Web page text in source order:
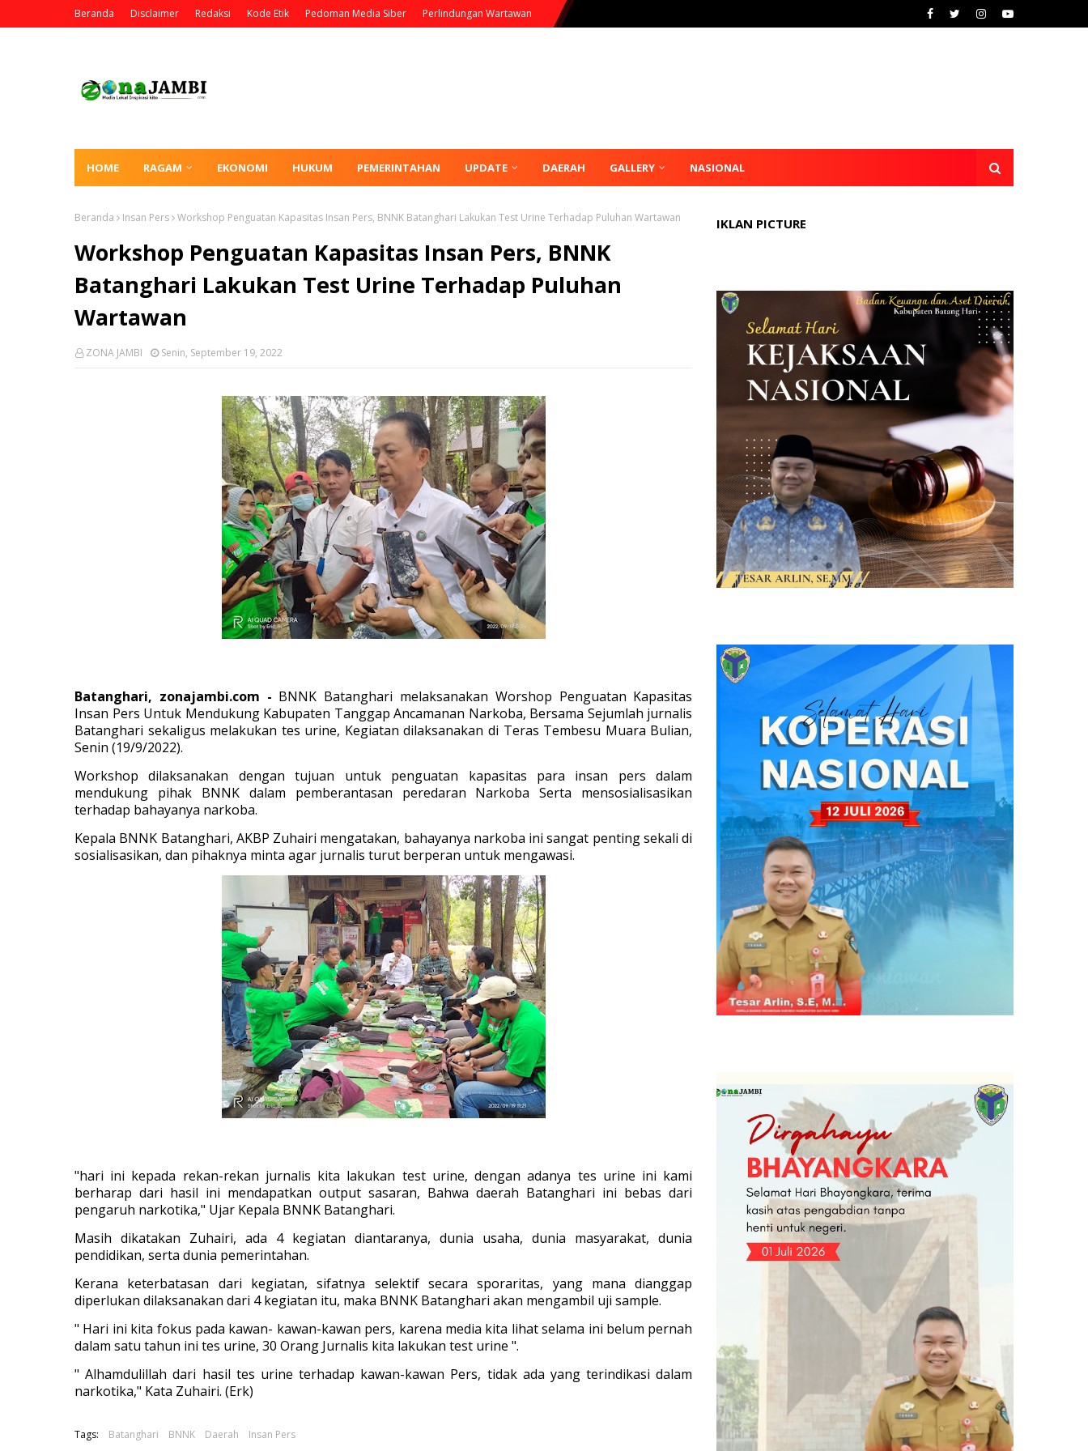
Beranda Disclaimer Redaksi Kode Etik Pedoman Media Siber Perlindungan Wartawan
HOME RAGAM EKONOMI HUKUM PEMERINTAHAN UPDATE DAERAH GALLERY NASIONAL
Beranda Insan Pers Workshop Penguatan Kapasitas Insan Pers, BNNK Batanghari Lakukan Test Urine Terhadap Puluhan Wartawan
Workshop Penguatan Kapasitas Insan Pers, BNNK
Batanghari Lakukan Test Urine Terhadap Puluhan
Wartawan
ZONA JAMBI Senin, September 19, 2022
Batanghari, zonajambi.com - BNNK Batanghari melaksanakan Worshop Penguatan Kapasitas
Insan Pers Untuk Mendukung Kabupaten Tanggap Ancamanan Narkoba, Bersama Sejumlah jurnalis
Batanghari sekaligus melakukan tes urine, Kegiatan dilaksanakan di Teras Tembesu Muara Bulian,
Senin (19/9/2022).
Workshop dilaksanakan dengan tujuan untuk penguatan kapasitas para insan pers dalam
mendukung pihak BNNK dalam pemberantasan peredaran Narkoba Serta mensosialisasikan
terhadap bahayanya narkoba.
Kepala BNNK Batanghari, AKBP Zuhairi mengatakan, bahayanya narkoba ini sangat penting sekali di
sosialisasikan, dan pihaknya minta agar jurnalis turut berperan untuk mengawasi.
"hari ini kepada rekan-rekan jurnalis kita lakukan test urine, dengan adanya tes urine ini kami
berharap dari hasil ini mendapatkan output sasaran, Bahwa daerah Batanghari ini bebas dari
pengaruh narkotika," Ujar Kepala BNNK Batanghari.
Masih dikatakan Zuhairi, ada 4 kegiatan diantaranya, dunia usaha, dunia masyarakat, dunia
pendidikan, serta dunia pemerintahan.
Kerana keterbatasan dari kegiatan, sifatnya selektif secara sporaritas, yang mana dianggap
diperlukan dilaksanakan dari 4 kegiatan itu, maka BNNK Batanghari akan mengambil uji sample.
" Hari ini kita fokus pada kawan- kawan-kawan pers, karena media kita lihat selama ini belum pernah
dalam satu tahun ini tes urine, 30 Orang Jurnalis kita lakukan test urine ".
" Alhamdulillah dari hasil tes urine terhadap kawan-kawan Pers, tidak ada yang terindikasi dalam
narkotika," Kata Zuhairi. (Erk)
Tags: Batanghari BNNK Daerah Insan Pers
IKLAN PICTURE